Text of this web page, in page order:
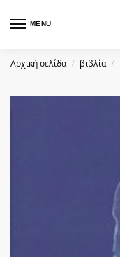
MENU
Αρχική σελίδα / βιβλία /